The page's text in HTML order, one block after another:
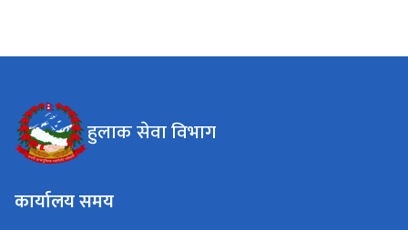
हुलाक सेवा विभाग
कार्यालय समय